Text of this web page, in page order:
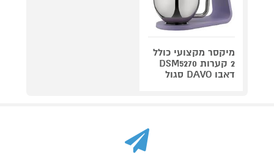
מיקסר מקצועי כולל
2 קערות DSM5270
דאבו DAVO סגול